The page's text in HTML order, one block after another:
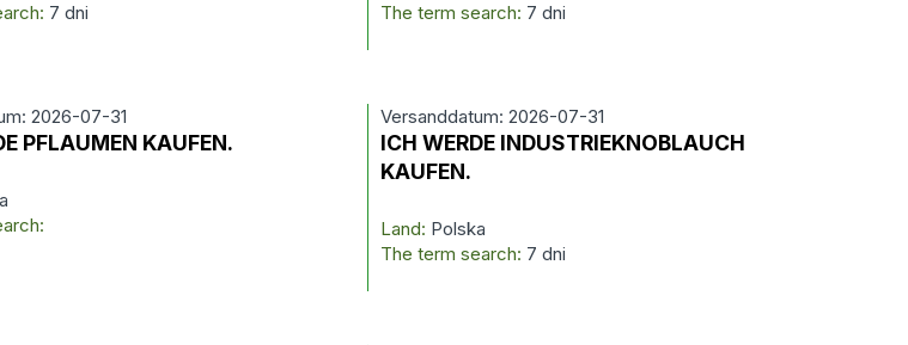
7 dni
The term search: 7 dni
2026-07-31
PFLAUMEN KAUFEN.
Versanddatum: 2026-07-31
ICH WERDE INDUSTRIEKNOBLAUCH
KAUFEN.
Land: Polska
The term search: 7 dni